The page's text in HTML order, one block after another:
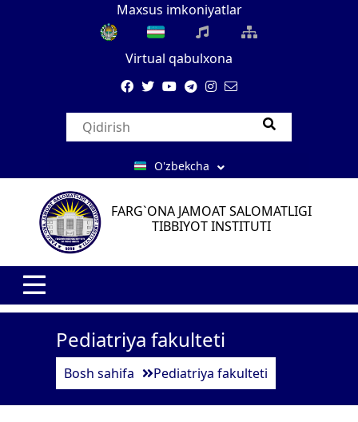
Maxsus imkoniyatlar
Virtual qabulxona
O'zbekcha
FARG`ONA JAMOAT SALOMATLIGI
TIBBIYOT INSTITUTI
Pediatriya fakulteti
Bosh sahifa Pediatriya fakulteti